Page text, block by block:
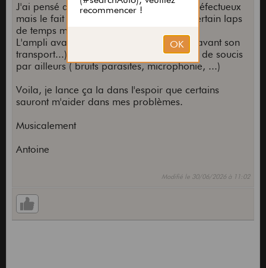
J'ai pensé au câble HP qui pourrait être défectueux
mais le fait qu'il arrive a fonctionner un certain laps
de temps me fait penser que non...
L'ampli avait été retubé avant l'achat ( et avant son
transport...) mais il ne semblent pas avoir de soucis
par ailleurs ( bruits parasites, microphonie, ...)
Voila, je lance ça la dans l'espoir que certains
sauront m'aider dans mes problèmes.
Musicalement
Antoine
Modifié le 30/06/2026 à 11:02